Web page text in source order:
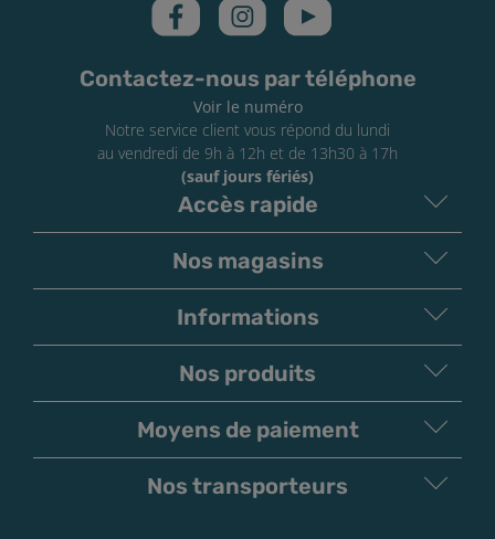
Contactez-nous par téléphone
Voir le numéro
Notre service client vous répond du lundi
au vendredi de 9h à 12h et de 13h30 à 17h
(sauf jours fériés)
Accès rapide
Nos magasins
Informations
Nos produits
Moyens de paiement
Nos transporteurs